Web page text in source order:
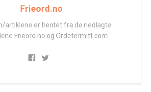
Frieord.no
artiklene er hentet fra de nedlagte
Frieord.no og Ordetermitt.com